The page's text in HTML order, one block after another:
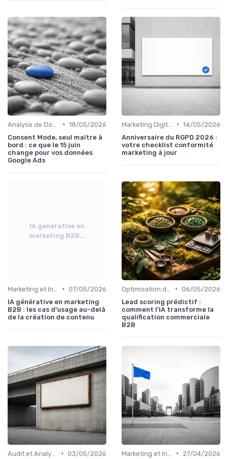
• 18/05/2026
Consent Mode, seul maître à
bord : ce que le 15 juin
change pour vos données
Google Ads
• 14/05/2026
Anniversaire du RGPD 2026 :
votre checklist conformité
marketing à jour
IA générative en
marketing B2B...
• 07/05/2026
IA générative en marketing
B2B : les cas d'usage au-delà
de la création de contenu
• 06/05/2026
Lead scoring prédictif :
comment l'IA transforme la
qualification commerciale
B2B
• 03/05/2026
•
27/04/2026